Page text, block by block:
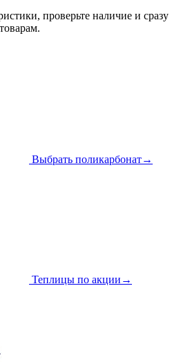
проверьте наличие и сразу
Выбрать поликарбонат→
Теплицы по акции →